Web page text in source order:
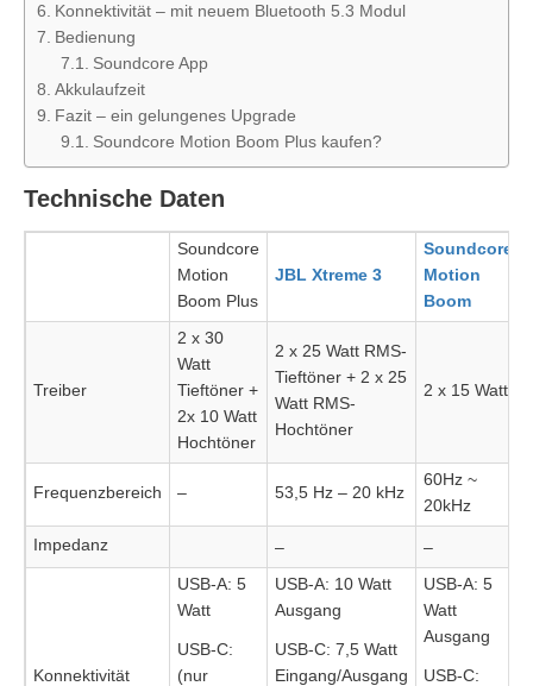
Konnektivität – mit neuem Bluetooth 5.3 Modul
Bedienung
Soundcore App
Akkulaufzeit
Fazit – ein gelungenes Upgrade
Soundcore Motion Boom Plus kaufen?
Technische Daten
Soundcore
Motion
Boom Plus
JBL Xtreme 3
Soundcore
Motion
Boom
Treiber
2 x 30
Watt
Tieftöner +
2x 10 Watt
Hochtöner
2 x 25 Watt RMS-
Tieftöner + 2 x 25
Watt RMS-
Hochtöner
2 x 15 Watt
Frequenzbereich – 53,5 Hz – 20 kHz
60Hz ~
20kHz
Impedanz – –
Konnektivität
USB-A: 5
Watt
USB-C:
(nur
USB-A: 10 Watt
Ausgang
USB-C: 7,5 Watt
Eingang/Ausgang
USB-A: 5
Watt
Ausgang
USB-C: